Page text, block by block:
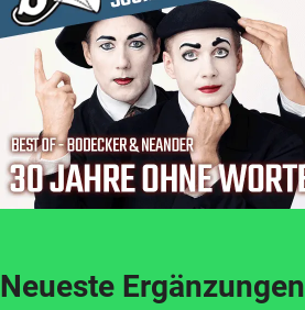
Neueste Ergänzungen